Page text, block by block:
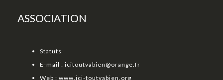
ASSOCIATION
Statuts
E-mail : icitoutvabien@orange.fr
Web : www.ici-toutvabien.org